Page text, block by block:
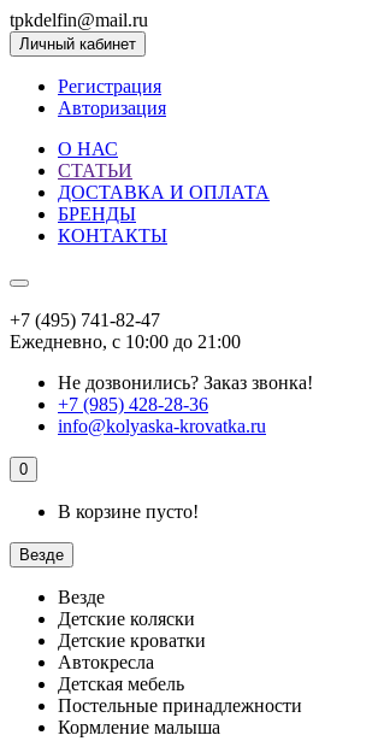
tpkdelfin@mail.ru
Личный кабинет
Регистрация
Авторизация
О НАС
СТАТЬИ
ДОСТАВКА И ОПЛАТА
БРЕНДЫ
КОНТАКТЫ
+7 (495) 741-82-47
Ежедневно, с 10:00 до 21:00
Не дозвонились? Заказ звонка!
+7 (985) 428-28-36
info@kolyaska-krovatka.ru
0
В корзине пусто!
Везде
Везде
Детские коляски
Детские кроватки
Автокресла
Детская мебель
Постельные принадлежности
Кормление малыша